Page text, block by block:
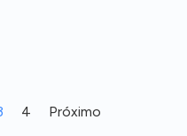
4 Próximo